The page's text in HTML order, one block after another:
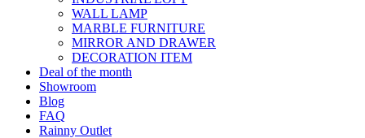
WALL LAMP
MARBLE FURNITURE
MIRROR AND DRAWER
DECORATION ITEM
Deal of the month
Showroom
Blog
FAQ
Rainny Outlet